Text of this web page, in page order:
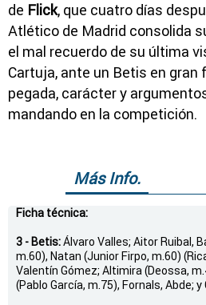
de Flick, que cuatro días
Atlético de Madrid consolida
el mal recuerdo de su última
Cartuja, ante un Betis en
pegada, carácter y
mandando en la competición.
Más Info.
Ficha técnica:
3 - Betis:Álvaro Valles; Aitor Ruibal,
m.60), Natan (Junior Firpo, m.60)
Valentín Gómez; Altimira (Deossa,
(Pablo García, m.75), Fornals, Abde;